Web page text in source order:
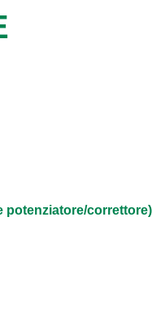
potenziatore/correttore)